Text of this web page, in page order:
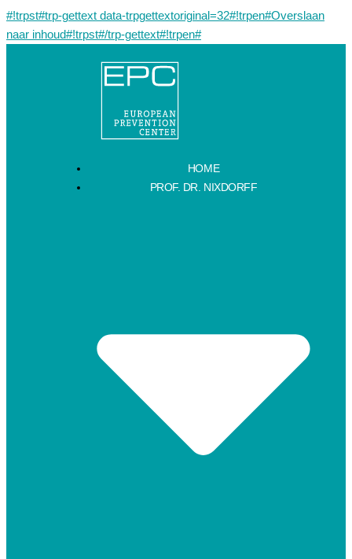
#!trpst#trp-gettext data-trpgettextoriginal=32#!trpen#Overslaan
naar inhoud#!trpst#/trp-gettext#!trpen#
HOME
PROF. DR. NIXDORFF